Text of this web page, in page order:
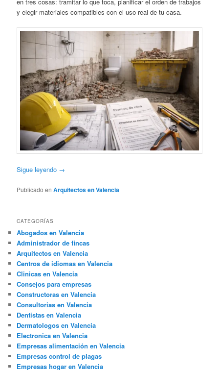
y elegir materiales compatibles con el uso real de tu casa.
Sigue leyendo →
Publicado en Arquitectos en Valencia
CATEGORÍAS
Abogados en Valencia
Administrador de fincas
Arquitectos en Valencia
Centros de idiomas en Valencia
Clinicas en Valencia
Consejos para empresas
Constructoras en Valencia
Consultorias en Valencia
Dentistas en Valencia
Dermatologos en Valencia
Electronica en Valencia
Empresas alimentación en Valencia
Empresas control de plagas
Empresas hogar en Valencia